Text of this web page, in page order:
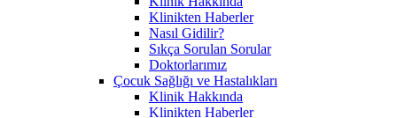
Klinikten Haberler
Nasıl Gidilir?
Sıkça Sorulan Sorular
Doktorlarımız
Çocuk Sağlığı ve Hastalıkları
Klinik Hakkında
Klinikten Haberler